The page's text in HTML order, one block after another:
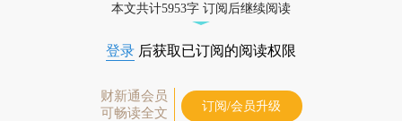
本文共计5953字 订阅后继续阅读
登录 后获取已订阅的阅读权限
财新通会员
可畅读全文
订阅/会员升级